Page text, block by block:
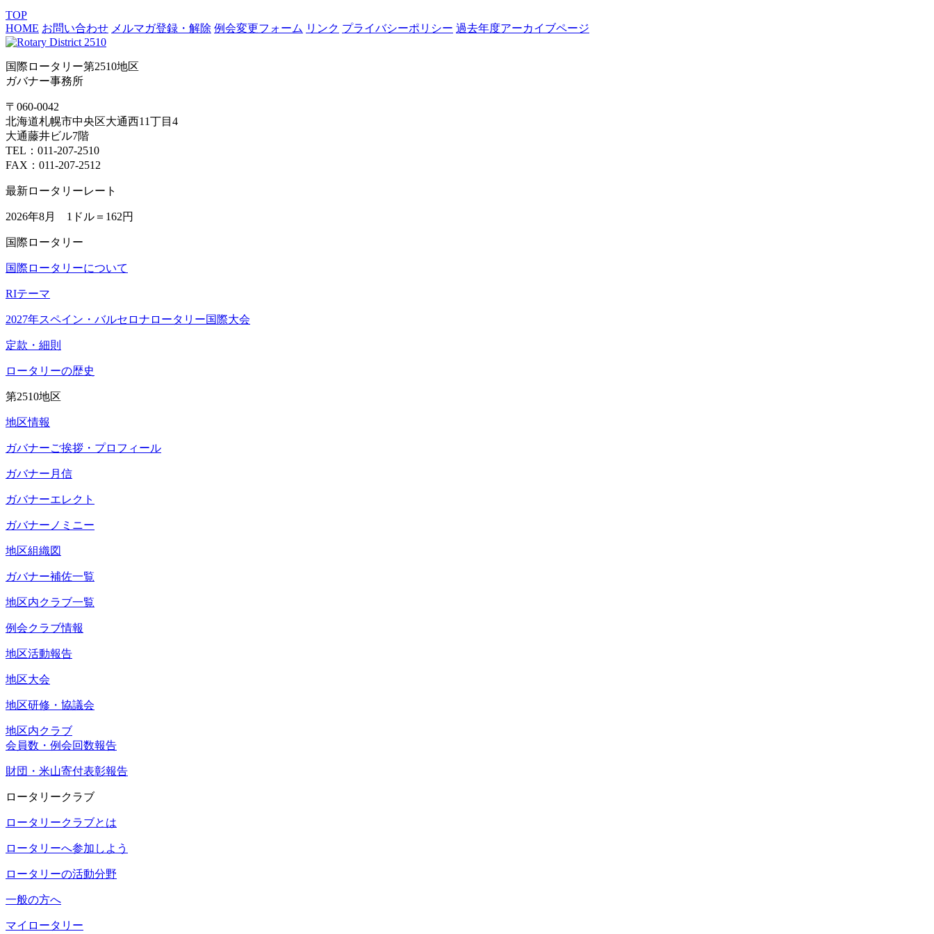
TOP
HOME お問い合わせ メルマガ登録・解除 例会変更フォーム リンク プライバシーポリシー 過去年度アーカイブページ
国際ロータリー第2510地区
ガバナー事務所
〒060-0042
北海道札幌市中央区大通西11丁目4
大通藤井ビル7階
TEL：011-207-2510
FAX：011-207-2512
最新ロータリーレート
2026年8月 1ドル＝ 162円
国際ロータリー
国際ロータリーについて
RIテーマ
2027年スペイン・バルセロナロータリー国際大会
定款・細則
ロータリーの歴史
第2510地区
地区情報
ガバナーご挨拶・プロフィール
ガバナー月信
ガバナーエレクト
ガバナーノミニー
地区組織図
ガバナー補佐一覧
地区内クラブ一覧
例会クラブ情報
地区活動報告
地区大会
地区研修・協議会
地区内クラブ
会員数・例会回数報告
財団・米山寄付表彰報告
ロータリークラブ
ロータリークラブとは
ロータリーへ参加しよう
ロータリーの活動分野
一般の方へ
マイロータリー